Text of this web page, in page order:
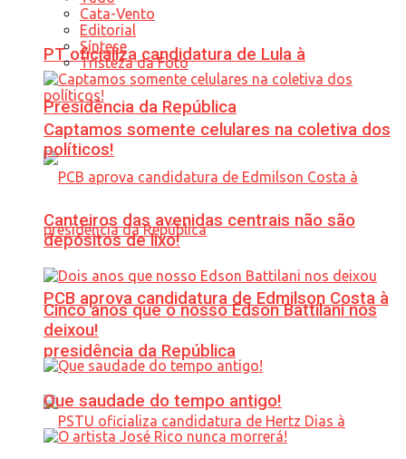
PT oficializa candidatura de Lula à
Presidência da República
PCB aprova candidatura de Edmilson Costa à
presidência da República
Cata-Vento
Editorial
Síntese
Tristeza da Foto
Captamos somente celulares na coletiva dos
políticos!
Canteiros das avenidas centrais não são
depósitos de lixo!
Cinco anos que o nosso Edson Battilani nos
deixou!
Que saudade do tempo antigo!